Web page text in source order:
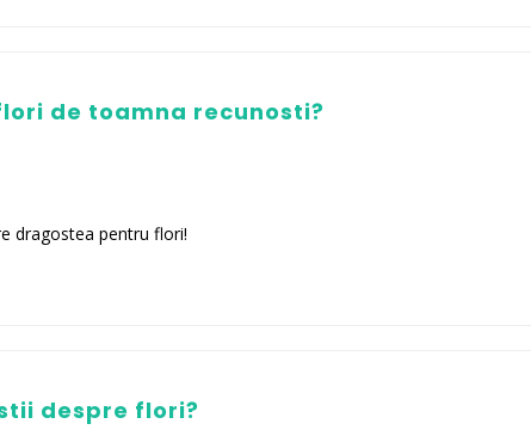
de toamna recunosti?
dragostea pentru flori!
despre flori?